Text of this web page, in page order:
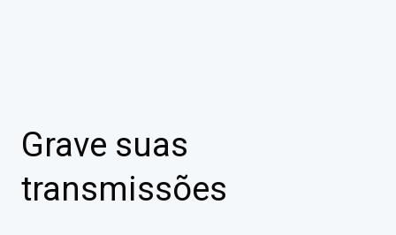
Grave suas
transmissões